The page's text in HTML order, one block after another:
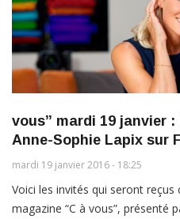
vous” mardi 19 janvier
Anne-Sophie Lapix sur
mardi 19 janvier 2016 - 18:25
Voici les invités qui seront
magazine “C à vous”, présenté